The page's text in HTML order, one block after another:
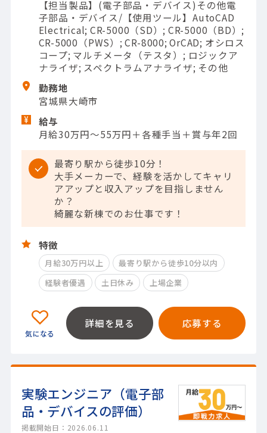
【担当製品】(電子部品・デバイス)その他電
子部品・デバイス/【使用ツール】AutoCAD
Electrical; CR-5000（SD）; CR-5000（BD）;
CR-5000（PWS）; CR-8000; OrCAD; オシロス
コープ; マルチメータ（テスタ）; ロジックア
ナライザ; スペクトラムアナライザ; その他
勤務地
宮城県大崎市
給与
月給30万円～55万円＋各種手当＋賞与年2回
最寄り駅から徒歩10分！
大手メーカーで、経験を活かしてキャリ
アアップと収入アップを目指しません
か？
綺麗な新棟でのお仕事です！
特徴
月給30万円以上
最寄り駅から徒歩10分以内
経験者優遇
土日休み 上場企業
詳細を見る 応募する
実験エンジニア（電子部
品・デバイスの評価）
掲載開始日：2026.06.11